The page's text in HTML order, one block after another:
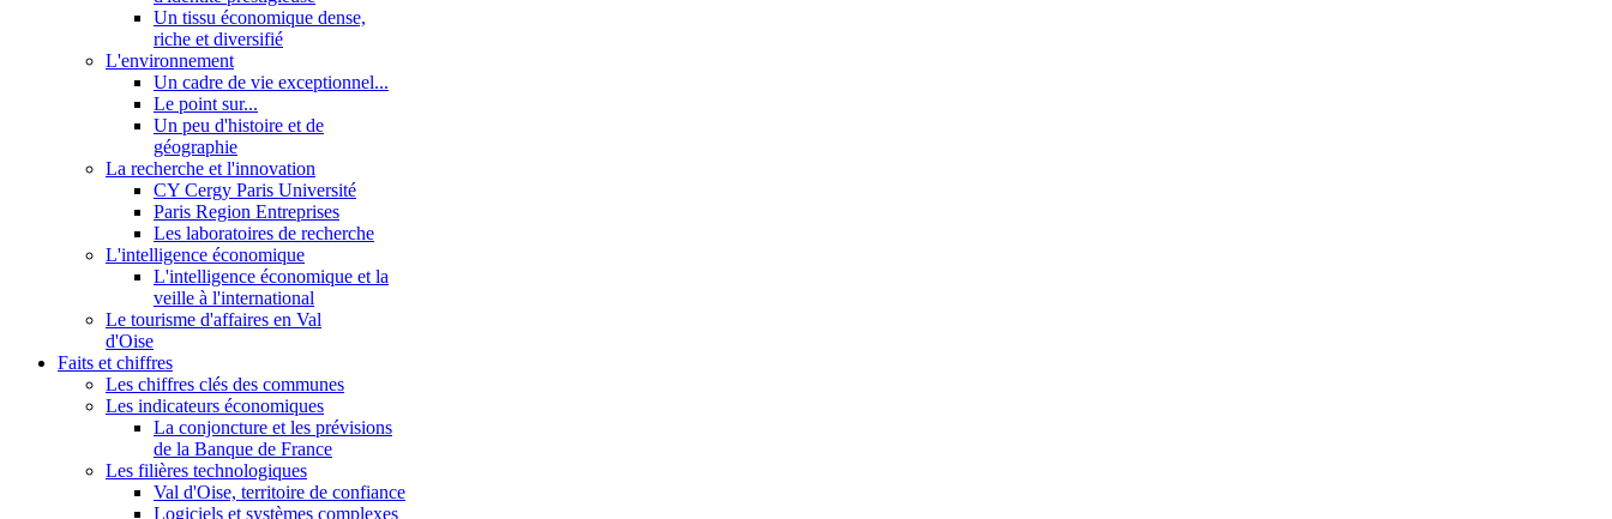
Un tissu économique dense,
riche et diversifié
L'environnement
Un cadre de vie exceptionnel...
Le point sur...
Un peu d'histoire et de
géographie
La recherche et l'innovation
CY Cergy Paris Université
Paris Region Entreprises
Les laboratoires de recherche
L'intelligence économique
L'intelligence économique et la
veille à l'international
Le tourisme d'affaires en Val
d'Oise
Faits et chiffres
Les chiffres clés des communes
Les indicateurs économiques
La conjoncture et les prévisions
de la Banque de France
Les filières technologiques
Val d'Oise, territoire de confiance
Logiciels et systèmes complexes